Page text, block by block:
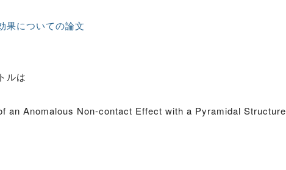
果についての論文
ルは
an Anomalous Non-contact Effect with a Pyramidal Structure